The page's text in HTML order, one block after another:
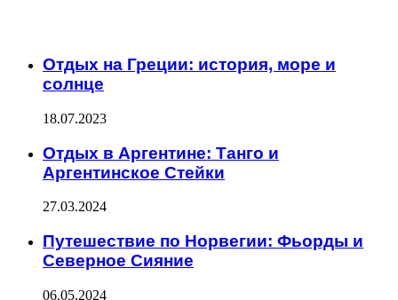
Отдых на Греции: история, море и
солнце
18.07.2023
Отдых в Аргентине: Танго и
Аргентинское Стейки
27.03.2024
Путешествие по Норвегии: Фьорды и
Северное Сияние
06.05.2024